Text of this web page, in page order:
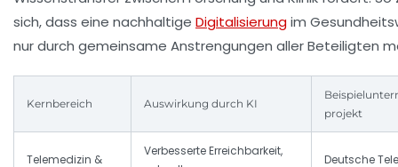
sich, dass eine nachhaltige Digitalisierungim
nur durch gemeinsame Anstrengungen aller Beteiligten
Kernbereich Auswirkung durch KI
projekt
Telemedizin &
Verbesserte Erreichbarkeit,
Deutsche